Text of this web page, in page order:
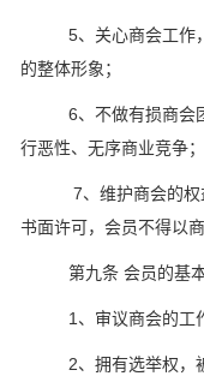
5、关心商会工作
的整体形象；
6、不做有损商会
行恶性、无序商业竞争；
7、维护商会的权
书面许可，会员不得以
第九条 会员的基本
1、审议商会的工
2、拥有选举权，